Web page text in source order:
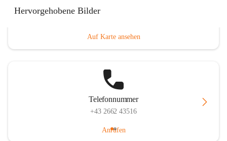
Hervorgehobene BilderHauptadresse
Auf Karte ansehen
Telefonnummer
+43 2662 43516
Anrufen